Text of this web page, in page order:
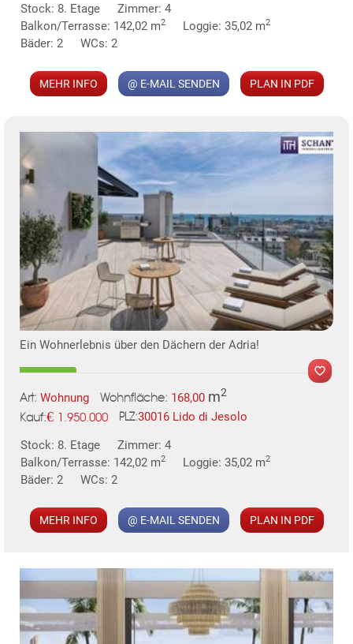
Stock: 8. Etage
Zimmer: 4
Balkon/Terrasse: 142,02 m2 Loggie: 35,02 m2
Bäder: 2 WCs: 2
MEHR INFO @ E-MAIL SENDEN PLAN IN PDF
Ein Wohnerlebnis über den Dächern der Adria!
Art: Wohnung Wohnfläche: 168,00 m2
Kauf:€ 1.950.000 PLZ:30016 Lido di Jesolo
Stock: 8. Etage
Zimmer: 4
Balkon/Terrasse: 142,02 m2 Loggie: 35,02 m2
Bäder: 2 WCs: 2
MEHR INFO @ E-MAIL SENDEN PLAN IN PDF